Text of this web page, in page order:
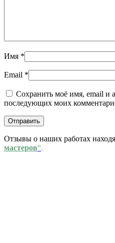
Имя *
Email *
Сохранить моё имя, email и
последующих моих
Отзывы о наших работах
мастеров“.